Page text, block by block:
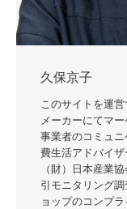
久保京子
このサイトを運営
メーカーにてマ
事業者のコミュ
費生活アドバイザ
（財）日本産業
引モニタリング
ョップのコンプ